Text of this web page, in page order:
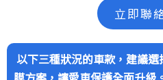
立即聯
以下三種狀況的車款，建議